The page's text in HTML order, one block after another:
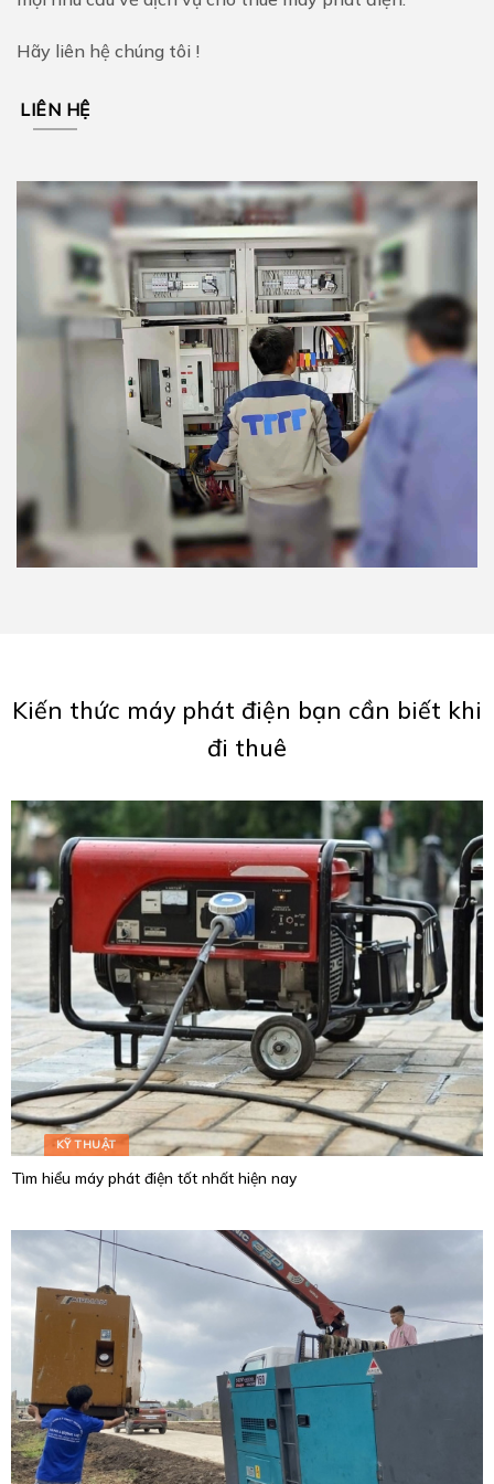
Hãy liên hệ chúng tôi !
LIÊN HỆ
Kiến thức máy phát điện bạn cần biết khi
đi thuê
KỸ THUẬT
Tìm hiểu máy phát điện tốt nhất hiện nay